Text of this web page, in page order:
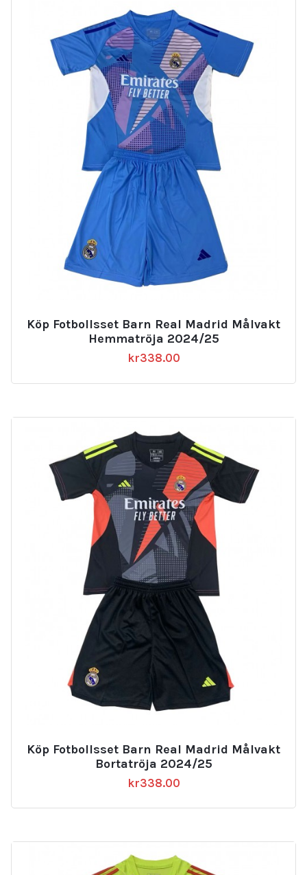
Köp Fotbollsset Barn Real Madrid Målvakt
Hemmatröja 2024/25
kr338.00
Köp Fotbollsset Barn Real Madrid Målvakt
Bortatröja 2024/25
kr338.00